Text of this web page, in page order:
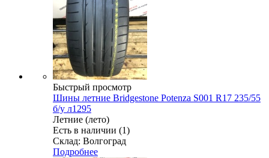
Быстрый просмотр
Шины летние Bridgestone Potenza S001 R17 235/55
б/у л1295
Летние (лето)
Есть в наличии (1)
Склад: Волгоград
Подробнее